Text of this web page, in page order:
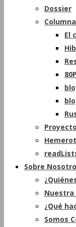
Dossier
El
Sobre
¿Qué
Somos